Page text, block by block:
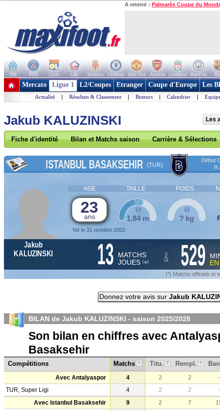
A retenir : Palmarès Coupe du
OM PSG Lyon Lille Monaco Chelsea Man Utd Arsenal Liverpool ManCity
+ de clubs
Mercato Ligue 1 L2/Coupes Etranger Coupe d'Europe Les
Actualité | Résultats & Classement | Buteurs | Calendrier |
Jakub KALUZINSKI Les
Fiche d'identité Bilan et Matchs saison Carrière & Sélections
ISTANBUL BASAKSEHIR (TUR)
Début
AGE TAILLE POIDS
23
ans
Né le 31 octobre 2002
1,84 m
56%
? kg
Jakub
KALUZINSKI
13 MATCHS
JOUES (*) & 529
(*) Matchs officiels et
Donnez votre avis sur Jakub
BILAN de Jakub KALUZINSKI - saison 2025/2026
Son bilan en chiffres avec
Basaksehir
Compétitions Matchs ? Titu. ? Rempl. ?
Avec Antalyaspor 4 2 2
-
TUR, Super Ligi
4 2 2
-
Avec Istanbul Basaksehir
9 2 7